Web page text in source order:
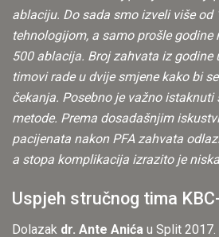
ablaciju. Do sada smo izveli više od
tehnologijom, a samo prošle godine
500 ablacija. Broj zahvata iz godine
timovi rade u dvije smjene kako bi
čekanja. Posebno je važno
metode. Prema dosadašnjim
pacijenata nakon PFA zahvata
a stopa komplikacija izrazito je niska
Uspjeh stručnog tima
Dolazak dr. Ante Anića u Split 2017.